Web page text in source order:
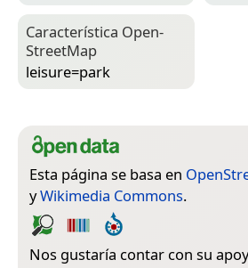
Característica Open­
Street­Map
leisure=­park
Esta página se basa en
yWikimedia Commons.
Nos gustaría contar con su